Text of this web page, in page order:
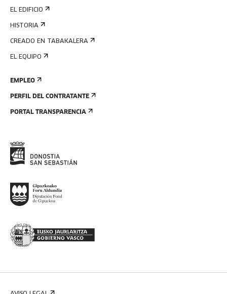
EL EDIFICIO
HISTORIA
CREADO EN TABAKALERA
EL EQUIPO
EMPLEO
PERFIL DEL CONTRATANTE
PORTAL TRANSPARENCIA